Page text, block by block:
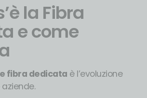
la Fibra
e come
fibra dedicata è l’evoluzione